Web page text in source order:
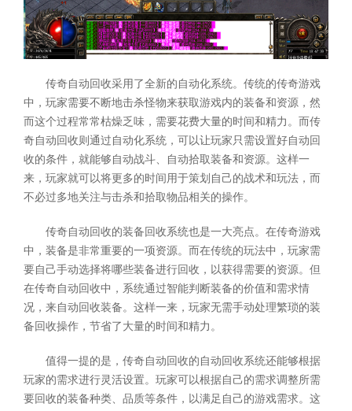
传奇自动回收采用了全新的自动化系统。传统的传奇游戏
中，玩家需要不断地击杀怪物来获取游戏内的装备和资源，然
而这个过程常常枯燥乏味，需要花费大量的时间和精力。而传
奇自动回收则通过自动化系统，可以让玩家只需设置好自动回
收的条件，就能够自动战斗、自动拾取装备和资源。这样一
来，玩家就可以将更多的时间用于策划自己的战术和玩法，而
不必过多地关注与击杀和拾取物品相关的操作。
传奇自动回收的装备回收系统也是一大亮点。在传奇游戏
中，装备是非常重要的一项资源。而在传统的玩法中，玩家需
要自己手动选择将哪些装备进行回收，以获得需要的资源。但
在传奇自动回收中，系统通过智能判断装备的价值和需求情
况，来自动回收装备。这样一来，玩家无需手动处理繁琐的装
备回收操作，节省了大量的时间和精力。
值得一提的是，传奇自动回收的自动回收系统还能够根据
玩家的需求进行灵活设置。玩家可以根据自己的需求调整所需
要回收的装备种类、品质等条件，以满足自己的游戏需求。这